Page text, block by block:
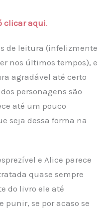
clicar aqui.
de leitura (infelizmente
nos últimos tempos), e
agradável até certo
personagens são
até um pouco
seja dessa forma na
e Alice parece
quase sempre
do livro ele até
punir, se por acaso se